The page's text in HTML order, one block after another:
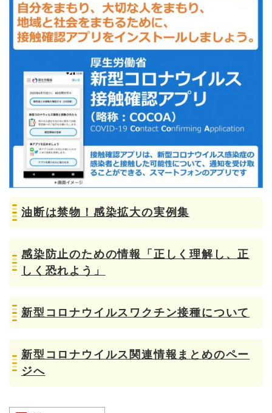
油断は禁物！感染拡大の実例集
感染防止のための情報「正しく理解し、正
しく恐れよう」
新型コロナウイルスワクチン接種について
新型コロナウイルス関連情報まとめのペー
ジへ